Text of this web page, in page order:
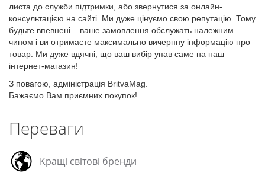
листа до служби підтримки, або звернутися за онлайн-
консультацією на сайті. Ми дуже цінуємо свою репутацію. Тому
будьте впевнені – ваше замовлення обслужать належним
чином і ви отримаєте максимально вичерпну інформацію про
товар. Ми дуже вдячні, що ваш вибір упав саме на наш
інтернет-магазин!
З повагою, адміністрація BritvaMag.
Бажаємо Вам приємних покупок!
Переваги
Кращі світові бренди